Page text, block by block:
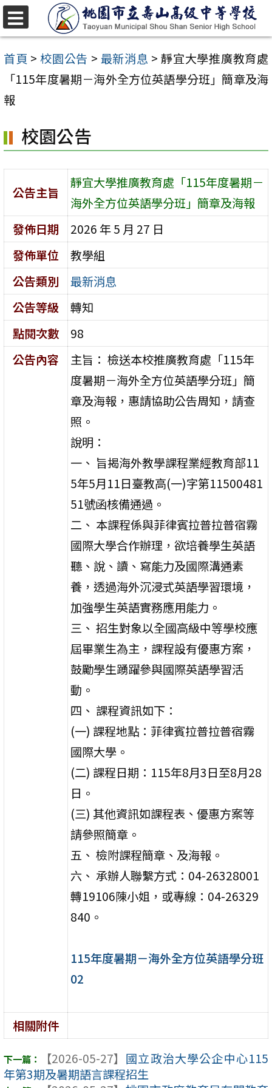
跳
至
主
內
區
首頁 > 校園公告 > 最新消息 > 靜宜大學推廣教育處
「115年度暑期－海外全方位英語學分班」簡章及海
報
校園公告
公告主旨
靜宜大學推廣教育處「115年度暑期－
海外全方位英語學分班」簡章及海報
發佈日期
2026 年 5 月 27 日
發佈單位
教學組
公告類別
最新消息
公告等級
轉知
點閱次數
98
公告內容
主旨： 檢送本校推廣教育處「115年
度暑期－海外全方位英語學分班」簡
章及海報，惠請協助公告周知，請查
照。
說明：
一、 旨揭海外教學課程業經教育部11
5年5月11日臺教高(一)字第11500481
51號函核備通過。
二、 本課程係與菲律賓拉普拉普宿霧
國際大學合作辦理，欲培養學生英語
聽、說、讀、寫能力及國際溝通素
養，透過海外沉浸式英語學習環境，
加強學生英語實務應用能力。
三、 招生對象以全國高級中等學校應
屆畢業生為主，課程設有優惠方案，
鼓勵學生踴躍參與國際英語學習活
動。
四、 課程資訊如下：
(一) 課程地點：菲律賓拉普拉普宿霧
國際大學。
(二) 課程日期：115年8月3日至8月28
日。
(三) 其他資訊如課程表、優惠方案等
請參照簡章。
五、 檢附課程簡章、及海報。
六、 承辦人聯繫方式：04-26328001
轉19106陳小姐，或專線：04-26329
840。
115年度暑期－海外全方位英語學分班
02
相關附件
【2026-05-27】 國立政治大學公企中心115
年第3期及暑期語言課程招生
選
單